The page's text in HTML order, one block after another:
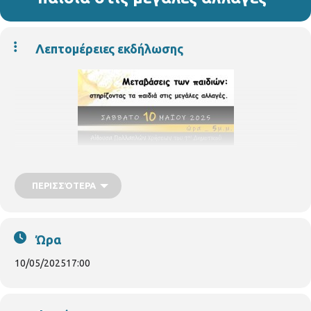
Λεπτομέρειες εκδήλωσης
ΠΕΡΙΣΣΌΤΕΡΑ
Ώρα
10/05/202517:00